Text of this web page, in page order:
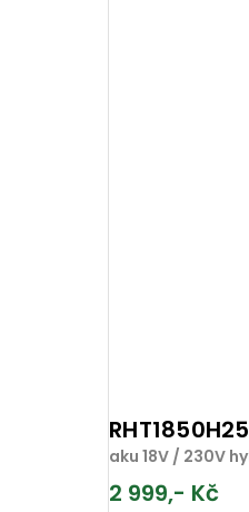
aku 18V / 230V
2 999,- Kč